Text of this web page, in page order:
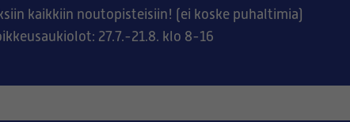
kaikkiin noutopisteisiin! (ei koske puhaltimia)
27.7.-21.8. klo 8-16